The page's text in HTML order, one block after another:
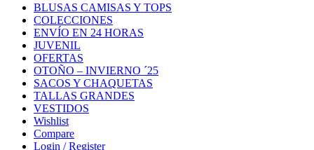
BLUSAS CAMISAS Y TOPS
COLECCIONES
ENVÍO EN 24 HORAS
JUVENIL
OFERTAS
OTOÑO – INVIERNO ´25
SACOS Y CHAQUETAS
TALLAS GRANDES
VESTIDOS
Wishlist
Compare
Login / Register